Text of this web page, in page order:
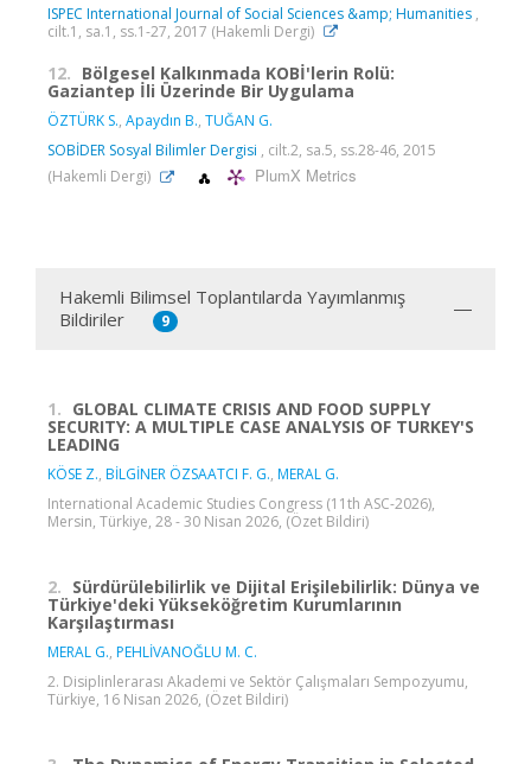
ISPEC International Journal of Social Sciences &amp; Humanities ,
cilt.1, sa.1, ss.1-27, 2017 (Hakemli Dergi)
12. Bölgesel Kalkınmada KOBİ'lerin Rolü:
Gaziantep İli Üzerinde Bir Uygulama
ÖZTÜRK S., Apaydın B., TUĞAN G.
SOBİDER Sosyal Bilimler Dergisi , cilt.2, sa.5, ss.28-46, 2015
(Hakemli Dergi)
PlumX Metrics
Hakemli Bilimsel Toplantılarda Yayımlanmış
Bildiriler
9
1. GLOBAL CLIMATE CRISIS AND FOOD SUPPLY
SECURITY: A MULTIPLE CASE ANALYSIS OF TURKEY'S
LEADING
KÖSE Z., BİLGİNER ÖZSAATCI F. G., MERAL G.
International Academic Studies Congress (11th ASC-2026),
Mersin, Türkiye, 28 - 30 Nisan 2026, (Özet Bildiri)
2. Sürdürülebilirlik ve Dijital Erişilebilirlik: Dünya ve
Türkiye'deki Yükseköğretim Kurumlarının
Karşılaştırması
MERAL G., PEHLİVANOĞLU M. C.
2. Disiplinlerarası Akademi ve Sektör Çalışmaları Sempozyumu,
Türkiye, 16 Nisan 2026, (Özet Bildiri)